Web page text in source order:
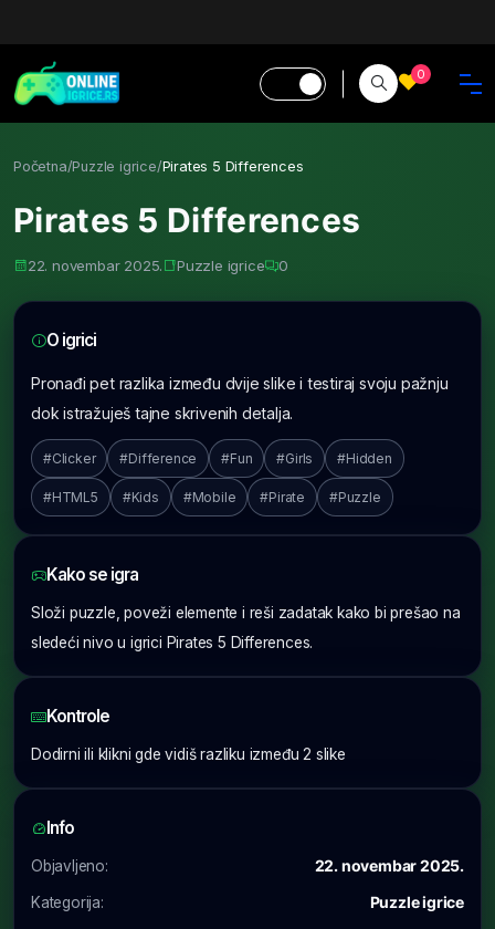
0
Početna/Puzzle igrice/Pirates 5 Differences
Pirates 5 Differences
22. novembar 2025. Puzzle igrice 0
O igrici
Pronađi pet razlika između dvije slike i testiraj svoju pažnju
dok istražuješ tajne skrivenih detalja.
#Clicker #Difference #Fun #Girls #Hidden
#HTML5 #Kids #Mobile #Pirate #Puzzle
Kako se igra
Složi puzzle, poveži elemente i reši zadatak kako bi prešao na
sledeći nivo u igrici Pirates 5 Differences.
Kontrole
Dodirni ili klikni gde vidiš razliku između 2 slike
Info
Objavljeno: 22. novembar 2025.
Kategorija: Puzzle igrice